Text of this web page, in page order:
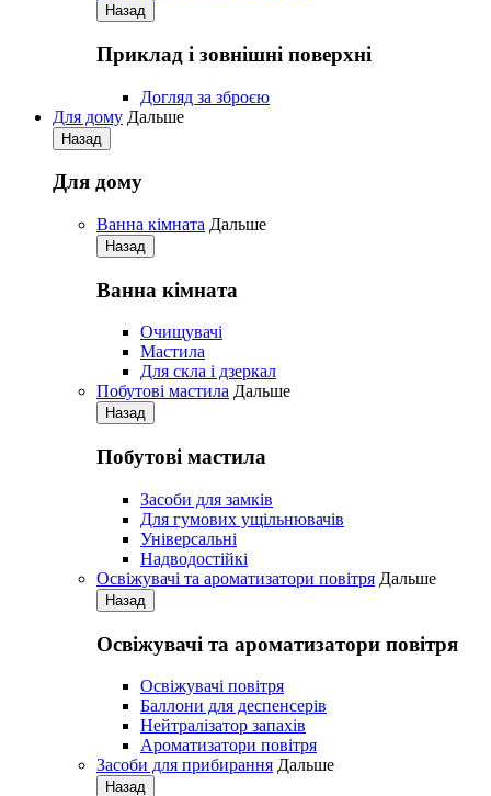
Назад
Приклад і зовнішні поверхні
Догляд за зброєю
Для дому Дальше
Назад
Для дому
Ванна кімната Дальше
Назад
Ванна кімната
Очищувачі
Мастила
Для скла і дзеркал
Побутові мастила Дальше
Назад
Побутові мастила
Засоби для замків
Для гумових ущільнювачів
Універсальні
Надводостійкі
Освіжувачі та ароматизатори повітря Дальше
Назад
Освіжувачі та ароматизатори повітря
Освіжувачі повітря
Баллони для деспенсерів
Нейтралізатор запахів
Ароматизатори повітря
Засоби для прибирання Дальше
Назад